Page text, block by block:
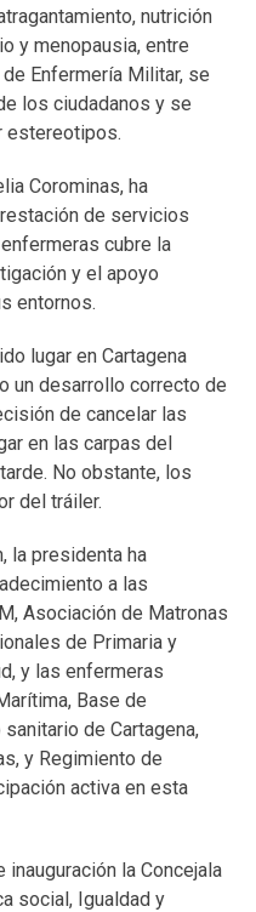
nutrición
y menopausia, entre
Enfermería Militar, se
los ciudadanos y se
estereotipos.
Corominas, ha
de servicios
cubre la
y el apoyo
entornos.
lugar en Cartagena
un desarrollo correcto de
de cancelar las
en las carpas del
No obstante, los
del tráiler.
la presidenta ha
a las
Asociación de Matronas
de Primaria y
y las enfermeras
Base de
de Cartagena,
y Regimiento de
activa en esta
la Concejala
social, Igualdad y